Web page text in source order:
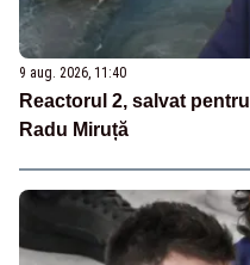
9 aug. 2026, 11:40
Reactorul 2, salvat
Radu Miruță